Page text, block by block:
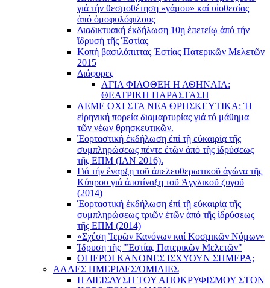
γιά τήν θεσμοθέτηση «γάμου» καί υἱοθεσίας
ἀπό ὁμοφυλόφιλους
Διαδικτυακή ἐκδήλωση 10ῃ ἐπετείῳ ἀπό τήν
ἵδρυσή τῆς Ἑστίας
Κοπή βασιλόπιττας Ἑστίας Πατερικῶν Μελετῶν
2015
Διάφορες
ΑΓΙΑ ΦΙΛΟΘΕΗ Η ΑΘΗΝΑΙΑ:
ΘΕΑΤΡΙΚΗ ΠΑΡΑΣΤΑΣΗ
ΛΕΜΕ ΟΧΙ ΣΤΑ ΝΕΑ ΘΡΗΣΚΕΥΤΙΚΑ: Ἡ
εἰρηνική πορεία διαμαρτυρίας γιά τό μάθημα
τῶν νέων θρησκευτικῶν.
Ἑορταστική ἐκδήλωση ἐπί τῇ εὐκαιρίᾳ τῆς
συμπληρώσεως πέντε ἐτῶν ἀπό τῆς ἱδρύσεως
τῆς ΕΠΜ (ΙΑΝ 2016).
Γιά τήν ἔναρξη τοῦ ἀπελευθερωτικοῦ ἀγώνα τῆς
Κύπρου γιά ἀποτίναξη τοῦ Ἀγγλικοῦ ζυγοῦ
(2014)
Ἑορταστική ἐκδήλωση ἐπί τῇ εὐκαιρίᾳ τῆς
συμπληρώσεως τριῶν ἐτῶν ἀπό τῆς ἱδρύσεως
τῆς ΕΠΜ (2014)
«Σχέση Ἱερῶν Κανόνων καί Κοσμικῶν Νόμων»
Ίδρυση τῆς "Ἑστίας Πατερικῶν Μελετῶν"
ΟΙ ΙΕΡΟΙ ΚΑΝΟΝΕΣ ΙΣΧΥΟΥΝ ΣΗΜΕΡΑ;
ΑΛΛΕΣ ΗΜΕΡΙΔΕΣ/ΟΜΙΛΙΕΣ
Η ΔΙΕΙΣΔΥΣΗ ΤΟΥ ΑΠΟΚΡΥΦΙΣΜΟΥ ΣΤΟΝ